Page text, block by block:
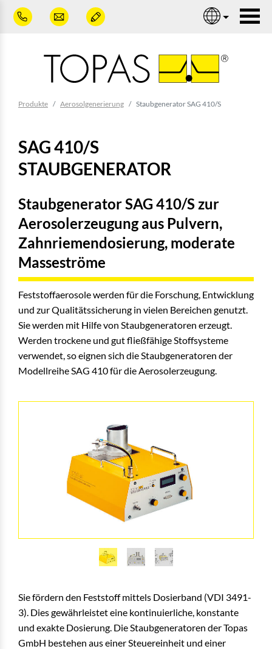
Zum Hauptinhalt springen
Produkte Aerosolgenerierung Staubgenerator SAG 410/S
SAG 410/S
STAUBGENERATOR
Staubgenerator SAG 410/S zur
Aerosolerzeugung aus Pulvern,
Zahnriemendosierung, moderate
Masseströme
Feststoffaerosole werden für die Forschung, Entwicklung
und zur Qualitätssicherung in vielen Bereichen genutzt.
Sie werden mit Hilfe von Staubgeneratoren erzeugt.
Werden trockene und gut fließfähige Stoffsysteme
verwendet, so eignen sich die Staubgeneratoren der
Modellreihe SAG 410 für die Aerosolerzeugung.
Solid Aerosol Generator SAG 410
Solid Aerosol Generator SAG 410
Solid Aerosol Generator SAG 410 mit
Dispergiereinheiten
Sie fördern den Feststoff mittels Dosierband (VDI 3491-
3). Dies gewährleistet eine kontinuierliche, konstante
und exakte Dosierung. Die Staubgeneratoren der Topas
GmbH bestehen aus einer Steuereinheit und einer